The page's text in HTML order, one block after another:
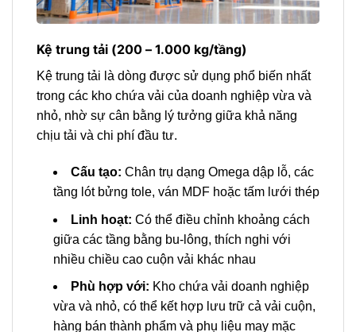
Kệ trung tải (200 – 1.000 kg/tầng)
Kệ trung tải là dòng được sử dụng phổ biến nhất
trong các kho chứa vải của doanh nghiệp vừa và
nhỏ, nhờ sự cân bằng lý tưởng giữa khả năng
chịu tải và chi phí đầu tư.
Cấu tạo: Chân trụ dạng Omega dập lỗ, các
tầng lót bửng tole, ván MDF hoặc tấm lưới thép
Linh hoạt: Có thể điều chỉnh khoảng cách
giữa các tầng bằng bu-lông, thích nghi với
nhiều chiều cao cuộn vải khác nhau
Phù hợp với: Kho chứa vải doanh nghiệp
vừa và nhỏ, có thể kết hợp lưu trữ cả vải cuộn,
hàng bán thành phẩm và phụ liệu may mặc